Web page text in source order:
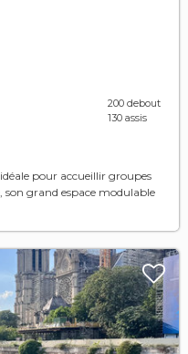
200 debout
130 assis
pour accueillir groupes
son grand espace modulable